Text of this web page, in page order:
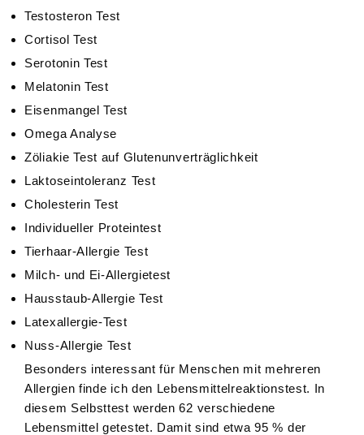
Testosteron Test
Cortisol Test
Serotonin Test
Melatonin Test
Eisenmangel Test
Omega Analyse
Zöliakie Test auf Glutenunverträglichkeit
Laktoseintoleranz Test
Cholesterin Test
Individueller Proteintest
Tierhaar-Allergie Test
Milch- und Ei-Allergietest
Hausstaub-Allergie Test
Latexallergie-Test
Nuss-Allergie Test
Besonders interessant für Menschen mit mehreren
Allergien finde ich den Lebensmittelreaktionstest. In
diesem Selbsttest werden 62 verschiedene
Lebensmittel getestet. Damit sind etwa 95 % der